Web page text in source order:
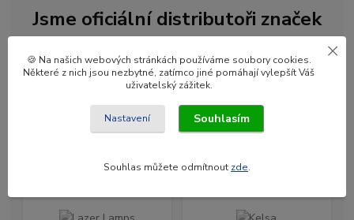
Jsme oficiální distributoři značek
🍪 Na našich webových stránkách používáme soubory cookies.
Některé z nich jsou nezbytné, zatímco jiné pomáhají vylepšít Váš
uživatelský zážitek.
Nastavení Souhlasím
Souhlas můžete odmítnout zde.